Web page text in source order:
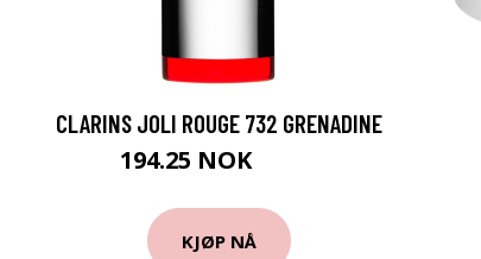
CLARINS JOLI ROUGE 732 GRENADINE
194.25 NOK
KJØP NÅ